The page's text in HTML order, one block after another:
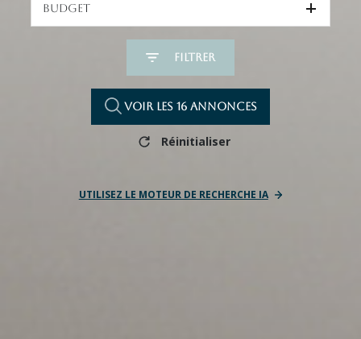
Budget
Filtrer
Voir les 16 annonces
Réinitialiser
UTILISEZ LE MOTEUR DE RECHERCHE IA